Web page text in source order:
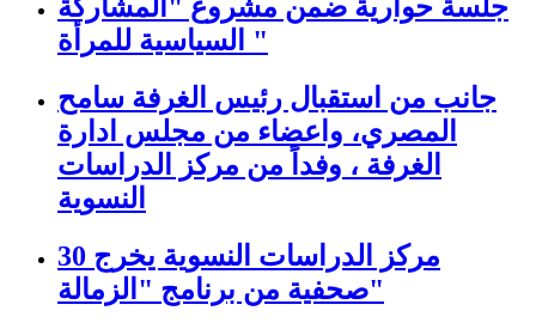
جلسة حوارية ضمن مشروع "المشاركة
السياسية للمرأة "
جانب من استقبال رئيس الغرفة سامح
المصري، واعضاء من مجلس ادارة
الغرفة ، وفداً من مركز الدراسات
النسوية
مركز الدراسات النسوية يخرج 30
صحفية من برنامج "الزمالة"